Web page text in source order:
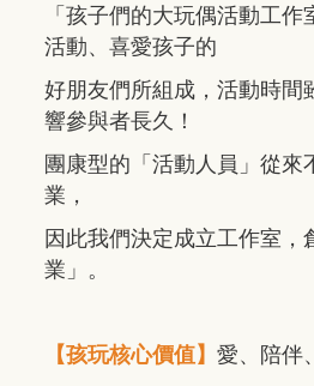
「孩子們的大玩偶活動工
活動、喜愛孩子的
好朋友們所組成，活動時間
響參與者長久！
團康型的「活動人員」從來
業，
因此我們決定成立工作室，
業」。
【孩玩核心價值】 愛、陪伴